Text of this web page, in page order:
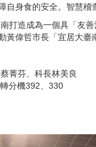
自身食的安全。智慧
造成為一個具「友善
黃偉哲市長「宜居大臺
菁芬、科長林美良
分機392、330